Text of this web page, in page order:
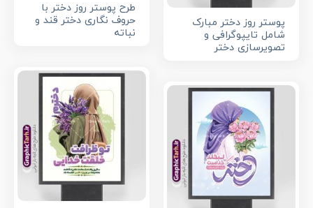
طرح پوستر روز دختر با
حروف نگاری دختر قند و
نباته
پوستر روز دختر مبارک
شامل تایپوگرافی و
تصویرسازی دختر